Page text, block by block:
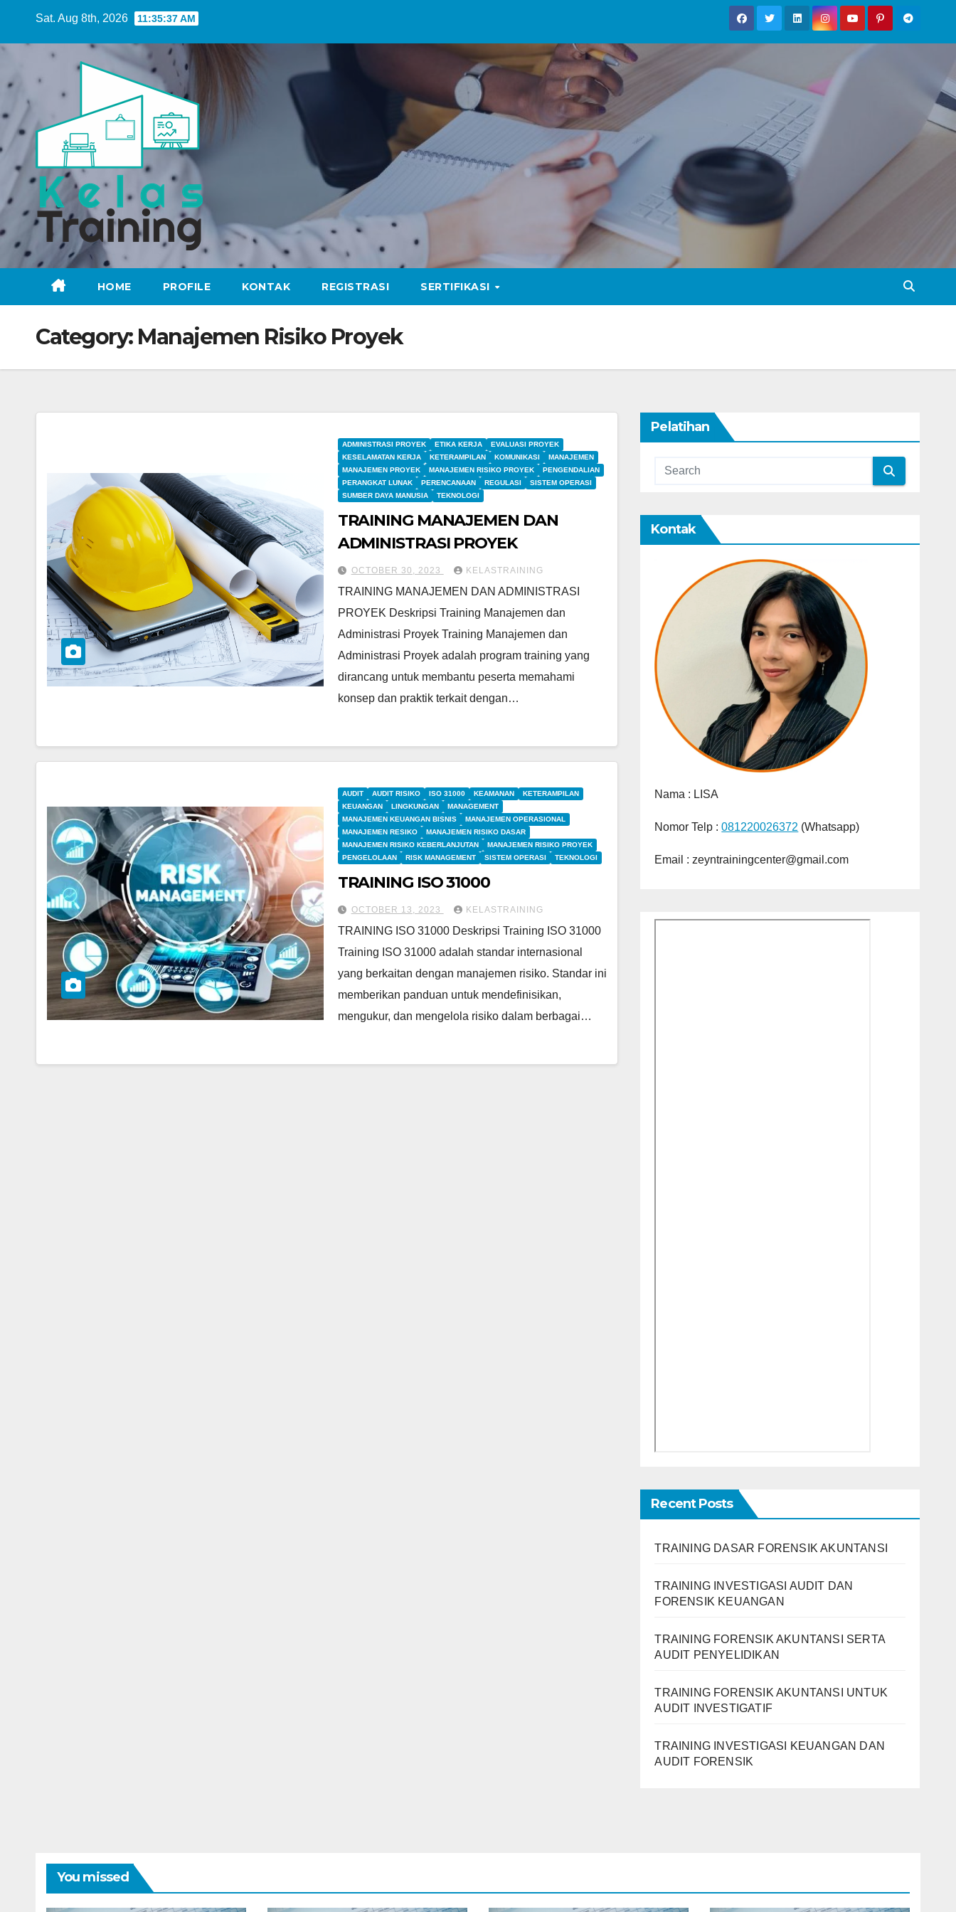
content
Sat. Aug 8th, 2026 11:35:38 AM
HOME PROFILE KONTAK REGISTRASI SERTIFIKASI
Category: Manajemen Risiko Proyek
ADMINISTRASI PROYEK ETIKA KERJA
EVALUASI PROYEK
KESELAMATAN KERJA
KETERAMPILAN KOMUNIKASI
MANAJEMEN
MANAJEMEN PROYEK
MANAJEMEN RISIKO PROYEK
PENGENDALIAN
PERANGKAT LUNAK
PERENCANAAN REGULASI
SISTEM OPERASI
SUMBER DAYA MANUSIA
TEKNOLOGI
TRAINING MANAJEMEN DAN
ADMINISTRASI PROYEK
OCTOBER 30, 2023 KELASTRAINING
TRAINING MANAJEMEN DAN ADMINISTRASI
PROYEK Deskripsi Training Manajemen dan
Administrasi Proyek Training Manajemen dan
Administrasi Proyek adalah program training yang
dirancang untuk membantu peserta memahami
konsep dan praktik terkait dengan…
AUDIT AUDIT RISIKO ISO 31000 KEAMANAN
KETERAMPILAN
KEUANGAN
LINGKUNGAN
MANAGEMENT
MANAJEMEN KEUANGAN BISNIS
MANAJEMEN OPERASIONAL
MANAJEMEN RESIKO
MANAJEMEN RISIKO DASAR
MANAJEMEN RISIKO KEBERLANJUTAN
MANAJEMEN RISIKO PROYEK
PENGELOLAAN
RISK MANAGEMENT SISTEM OPERASI TEKNOLOGI
TRAINING ISO 31000
OCTOBER 13, 2023 KELASTRAINING
TRAINING ISO 31000 Deskripsi Training ISO 31000
Training ISO 31000 adalah standar internasional
yang berkaitan dengan manajemen risiko. Standar ini
memberikan panduan untuk mendefinisikan,
mengukur, dan mengelola risiko dalam berbagai…
Pelatihan
Kontak
Nama : LISA
Nomor Telp :081220026372 (Whatsapp)
Email : zeyntrainingcenter@gmail.com
Recent Posts
TRAINING DASAR FORENSIK AKUNTANSI
TRAINING INVESTIGASI AUDIT DAN
FORENSIK KEUANGAN
TRAINING FORENSIK AKUNTANSI SERTA
AUDIT PENYELIDIKAN
TRAINING FORENSIK AKUNTANSI UNTUK
AUDIT INVESTIGATIF
TRAINING INVESTIGASI KEUANGAN DAN
AUDIT FORENSIK
You missed